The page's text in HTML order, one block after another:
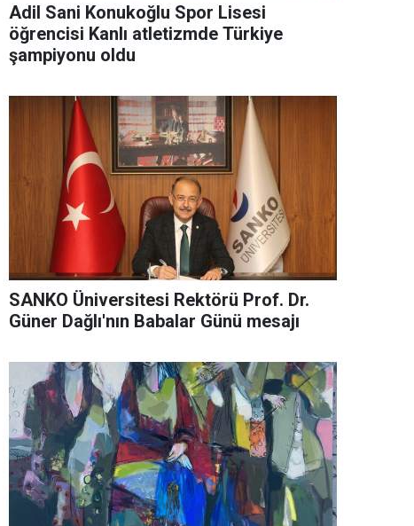
Adil Sani Konukoğlu Spor Lisesi
öğrencisi Kanlı atletizmde Türkiye
şampiyonu oldu
SANKO Üniversitesi Rektörü Prof. Dr.
Güner Dağlı'nın Babalar Günü mesajı